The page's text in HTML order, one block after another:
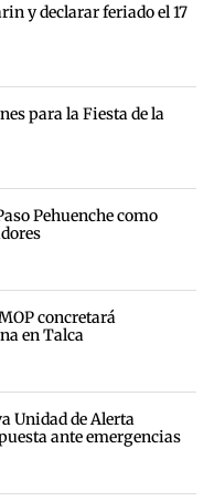
y declarar feriado el 17
para la Fiesta de la
Pehuenche como
concretará
en Talca
Unidad de Alerta
ante emergencias